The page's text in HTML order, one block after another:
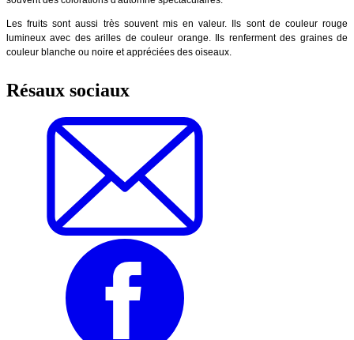
Les fruits sont aussi très souvent mis en valeur. Ils sont de couleur rouge
lumineux avec des arilles de couleur orange. Ils renferment des graines de
couleur blanche ou noire et appréciées des oiseaux.
Résaux sociaux